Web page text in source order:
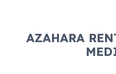
AZAHARA